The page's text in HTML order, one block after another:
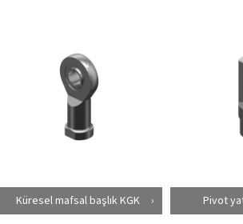
Küresel mafsal başlık KGK Pivot